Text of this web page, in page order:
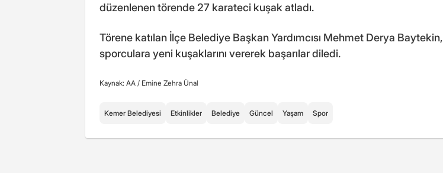
düzenlenen törende 27 karateci kuşak atladı.
Törene katılan İlçe Belediye Başkan Yardımcısı Mehmet Derya Baytekin,
sporculara yeni kuşaklarını vererek başarılar diledi.
Kaynak: AA / Emine Zehra Ünal
Kemer Belediyesi Etkinlikler Belediye Güncel Yaşam Spor